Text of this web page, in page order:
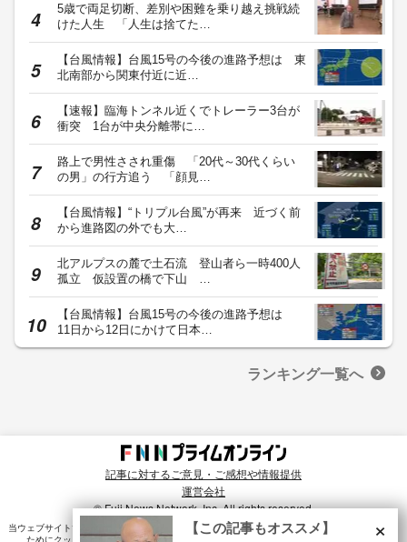
5歳で両足切断、差別や困難を乗り越え挑戦続
けた人生 「人生は捨てた…
【台風情報】台風15号の今後の進路予想は 東
北南部から関東付近に近…
【速報】臨海トンネル近くでトレーラー3台が
衝突 1台が中央分離帯に…
路上で男性さされ重傷 「20代～30代くらい
の男」の行方追う 「顔見…
【台風情報】“トリプル台風”が再来 近づく前
から進路図の外でも大…
北アルプスの麓で土石流 登山者ら一時400人
孤立 仮設置の橋で下山 …
【台風情報】台風15号の今後の進路予想は
11日から12日にかけて日本…
ランキング一覧へ
記事に対するご意見・ご感想や情報提供
運営会社
© Fuji News Network, Inc. All rights reserved.
当ウェブサイトでは、ユーザのニーズ・興味・関⼼に合致したコンテンツや広告配信を提供する
ためにクッキーを使⽤しています。詳細は、プライバシーポリシー をご確認ください。×
【この記事もオススメ】